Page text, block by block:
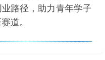
路径，助力青年学子
道。